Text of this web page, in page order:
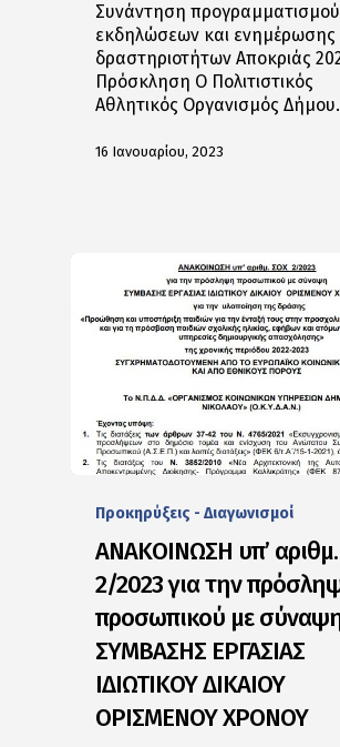
Συνάντηση προγραμματισμού
εκδηλώσεων και ενημέρωσης
δραστηριοτήτων Αποκριάς
Πρόσκληση O Πολιτιστικός
Αθλητικός Οργανισμός
16 Ιανουαρίου, 2023
Προκηρύξεις - Διαγωνισμοί
ΑΝΑΚΟΙΝΩΣΗ υπ’
2/2023 για την
προσωπικού με
ΣΥΜΒΑΣΗΣ ΕΡΓΑΣΙΑΣ
ΙΔΙΩΤΙΚΟΥ ΔΙΚΑΙΟΥ
ΟΡΙΣΜΕΝΟΥ ΧΡΟΝΟΥ